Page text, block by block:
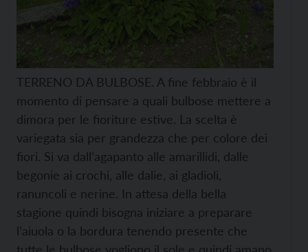
TERRENO DA BULBOSE. A fine febbraio è il
momento di pensare a quali bulbose mettere a
dimora per le fioriture estive. La scelta è
variegata sia per grandezza che per colore dei
fiori. Si va dall’agapanto alle amarillidi, dalle
begonie ai crochi, alle dalie, ai gladioli,
ranuncoli e nerine. In attesa della bella
stagione quindi bisogna iniziare a preparare
l’aiuola o la bordura tenendo presente che
tutte le bulbose vogliono il sole e quindi amano